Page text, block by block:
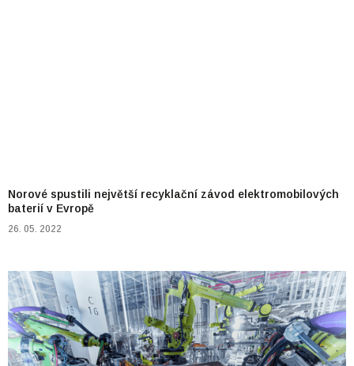
Norové spustili největší recyklační závod elektromobilových
baterií v Evropě
26. 05. 2022